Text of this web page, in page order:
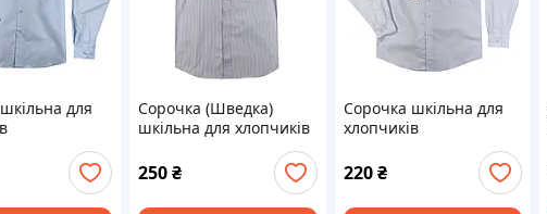
для
Сорочка (Шведка)
шкільна для хлопчиків
250₴
Сорочка шкільна для
хлопчиків
30/128,31/134,33/146
220 ₴